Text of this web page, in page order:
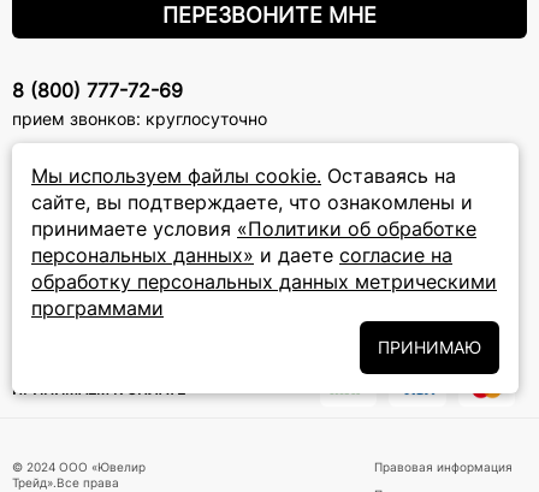
Мы используем файлы cookie. Оставаясь на
сайте, вы подтверждаете, что ознакомлены и
принимаете условия «Политики об обработке
персональных данных» и даете согласие на
обработку персональных данных метрическими
программами
ПРИНИМАЮ
ПЕРЕЗВОНИТЕ МНЕ
8 (800) 777-72-69
прием звонков: круглосуточно
ПОДПИСКА НА РАССЫЛКУ
Подписаться на новости
Подписываясь на рассылку, вы соглашаетесь с условиямиПолитики
обработки персональных данных
обработку
ПРИНИМАЕМ К ОПЛАТЕ
© 2024 ООО «Ювелир
Трейд».Все права
Правовая информация